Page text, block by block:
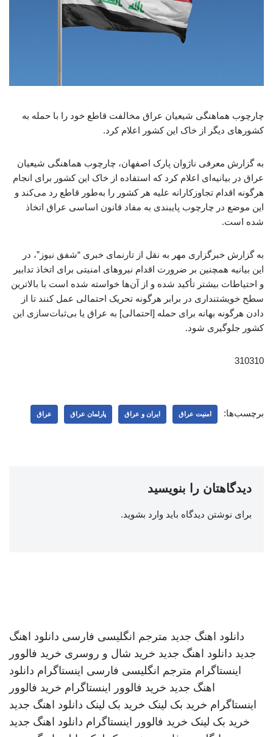
چارچوب هماهنگی شیعیان عراق مخالفت قاطع خود را با حمله به
کشورهای دیگر از خاک این کشور اعلام کرد.
به گزارش معرفی ناژوان پارک اصفهان، چارچوب هماهنگی شیعیان
عراق در بیانیه‌ای اعلام کرد که استفاده از خاک این کشور برای انجام
هرگونه اقدام تجاوزکارانه علیه هر کشور را به‌طور قاطع رد می‌کند و
این موضع در چارچوب پایبندی به مفاد قانون اساسی عراق اتخاذ
شده است.
به گزارش خبرگزاری مهر به نقل از تارنمای خبری “شفق نیوز”، در
این بیانیه همچنین بر ضرورت اقدام نیروهای امنیتی برای اتخاذ تدابیر
و احتیاطات بیشتر تأکید شده و از آن‌ها خواسته شده است با بالاترین
سطح خویشتنداری در برابر هرگونه تحریک احتمالی عمل کنند تا از
دادن هرگونه بهانه برای حمله [احتمالی] به عراق یا بی‌ثبات‌سازی این
کشور جلوگیری شود.
310310
برچسب‌ها: امنیت عراق ایران و عراق پارلمان عراق عراق
دیدگاهتان را بنویسید
برای نوشتن دیدگاه باید وارد بشوید.
دانلود اهنگ جدید مترجم انگلیسی فارسی دانلود اهنگ
جدید دانلود اهنگ جدید خرید شال و روسری خرید فالوور
اینستاگرام مترجم انگلیسی فارسی اینستاگرام دانلود
اهنگ جدید خرید فالوور اینستاگرام خرید فالوور
اینستاگرام خرید بک لینک خرید بک لینک دانلود اهنگ جدید
خرید بک لینک خرید فالوور اینستاگرام دانلود اهنگ جدید